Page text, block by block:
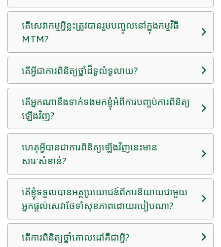
តើសេវាកម្មអ្វីខ្លះត្រូវបានរួមបញ្ចូលនៅក្នុងកម្មវិធី
MTM?
តើអ្វីជាការពិនិត្យថ្នាំដ៏ទូលំទូលាយ?
តើអ្នកណានឹងទាក់ទងមកខ្ញុំអំពីការបញ្ចប់ការពិនិត្យ
ឡើងវិញ?
ហេតុអ្វីបានជាការពិនិត្យឡើងវិញនេះមាន
សារៈសំខាន់?
តើខ្ញុំទទួលបានអត្ថប្រយោជន៍ពីការនិយាយជាមួយ
អ្នកផ្តល់សេវាថែទាំសុខភាពដោយរបៀបណា?
តើការពិនិត្យថ្នាំគោលដៅគឺជាអ្វី?